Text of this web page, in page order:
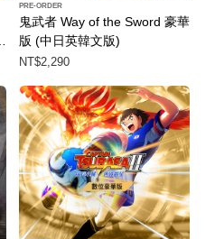
鬼武者 Way of the Sword 豪華
版 (中日英韓文版)
PRE-ORDER
NT$2,290